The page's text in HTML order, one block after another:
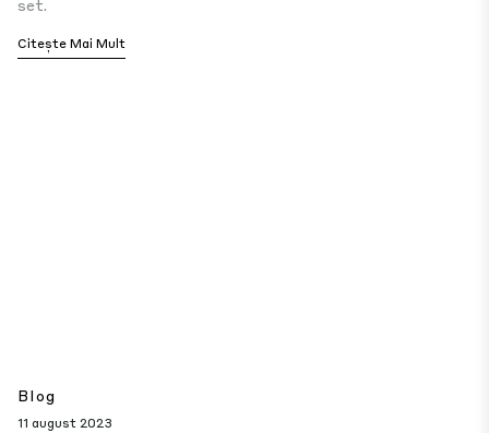
set.
Citește Mai Mult
Blog
11 august 2023